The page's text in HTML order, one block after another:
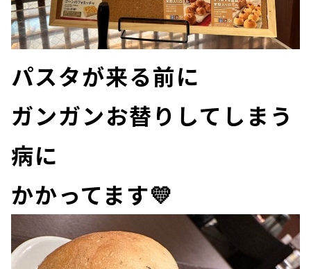
パスタが来る前に
ガンガンお替りしてしまう
病に
かかってます💛